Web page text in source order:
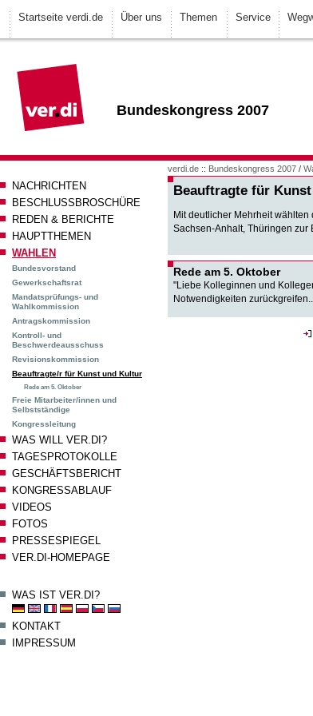
Startseite verdi.de Über uns Themen Service
Bundeskongress 2007
NACHRICHTEN
BESCHLUSSBROSCHÜRE
REDEN & BERICHTE
HAUPTTHEMEN
WAHLEN
Bundesvorstand
Gewerkschaftsrat
Mandatsprüfungs- und
Wahlkommission
Antragskommission
Kontroll- und
Beschwerdeausschuss
Revisionskommission
Beauftragte/r für Kunst und Kultur
Rede am 5. Oktober
Freie Mitarbeiter/innen und
Selbstständige
Kongressleitung
WAS WILL VER.DI?
TAGESPROTOKOLLE
GESCHÄFTSBERICHT
KONGRESSABLAUF
VIDEOS
FOTOS
PRESSESPIEGEL
VER.DI-HOMEPAGE
WAS IST VER.DI?
KONTAKT
IMPRESSUM
verdi.de :: Bundeskongress 2007 /
Beauftragte für
Mit deutlicher Mehrheit
Sachsen-Anhalt, Thüringen zur
Rede am 5. Oktober
"Liebe Kolleginnen und
Notwendigkeiten